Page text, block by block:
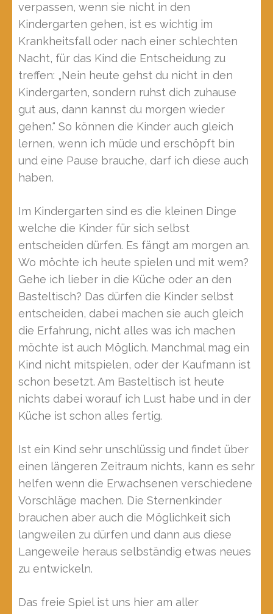
verpassen, wenn sie nicht in den
Kindergarten gehen, ist es wichtig im
Krankheitsfall oder nach einer schlechten
Nacht, für das Kind die Entscheidung zu
treffen: „Nein heute gehst du nicht in den
Kindergarten, sondern ruhst dich zuhause
gut aus, dann kannst du morgen wieder
gehen.“ So können die Kinder auch gleich
lernen, wenn ich müde und erschöpft bin
und eine Pause brauche, darf ich diese auch
haben.
Im Kindergarten sind es die kleinen Dinge
welche die Kinder für sich selbst
entscheiden dürfen. Es fängt am morgen an.
Wo möchte ich heute spielen und mit wem?
Gehe ich lieber in die Küche oder an den
Basteltisch? Das dürfen die Kinder selbst
entscheiden, dabei machen sie auch gleich
die Erfahrung, nicht alles was ich machen
möchte ist auch Möglich. Manchmal mag ein
Kind nicht mitspielen, oder der Kaufmann ist
schon besetzt. Am Basteltisch ist heute
nichts dabei worauf ich Lust habe und in der
Küche ist schon alles fertig.
Ist ein Kind sehr unschlüssig und findet über
einen längeren Zeitraum nichts, kann es sehr
helfen wenn die Erwachsenen verschiedene
Vorschläge machen. Die Sternenkinder
brauchen aber auch die Möglichkeit sich
langweilen zu dürfen und dann aus diese
Langeweile heraus selbständig etwas neues
zu entwickeln.
Das freie Spiel ist uns hier am aller